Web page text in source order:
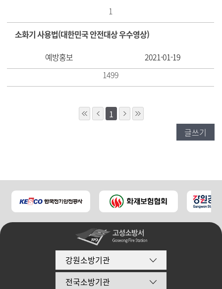
1
소화기 사용법(대한민국 안전대상 우수영상)
예방홍보
2021-01-19
1499
1
글쓰기
강원소방기관
전국소방기관